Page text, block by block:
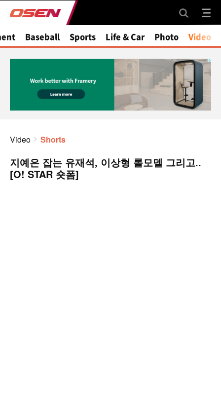
Baseball Sports Life & Car Photo Video
Video Shorts
지예은 잡는 유재석, 이상형 롤모델 그리고..
[O! STAR 숏폼]